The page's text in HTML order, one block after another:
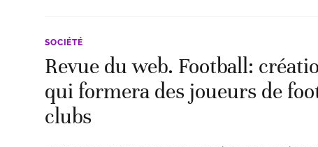
SOCIÉTÉ
Revue du web. Football:
qui formera des joueurs de
clubs